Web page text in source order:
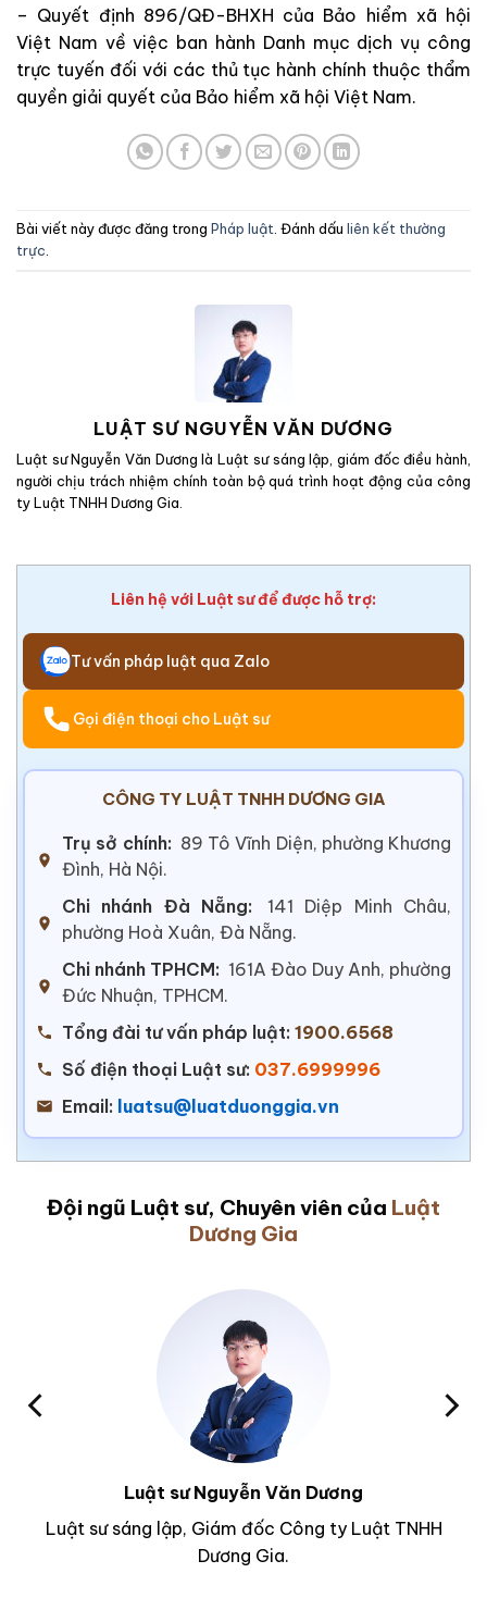
– Quyết định 896/QĐ-BHXH của Bảo hiểm xã hội
Việt Nam về việc ban hành Danh mục dịch vụ công
trực tuyến đối với các thủ tục hành chính thuộc thẩm
quyền giải quyết của Bảo hiểm xã hội Việt Nam.
Bài viết này được đăng trong Pháp luật. Đánh dấu liên kết thường
trực.
LUẬT SƯ NGUYỄN VĂN DƯƠNG
Luật sư Nguyễn Văn Dương là Luật sư sáng lập, giám đốc điều hành,
người chịu trách nhiệm chính toàn bộ quá trình hoạt động của công
ty Luật TNHH Dương Gia.
Liên hệ với Luật sư để được hỗ trợ:
Tư vấn pháp luật qua Zalo
Gọi điện thoại cho Luật sư
CÔNG TY LUẬT TNHH DƯƠNG GIA
Trụ sở chính: 89 Tô Vĩnh Diện, phường Khương
Đình, Hà Nội.
Chi nhánh Đà Nẵng:
141 Diệp Minh Châu,
phường Hoà Xuân, Đà Nẵng.
Chi nhánh TPHCM: 161A Đào Duy Anh, phường
Đức Nhuận, TPHCM.
Tổng đài tư vấn pháp luật: 1900.6568
Số điện thoại Luật sư: 037.6999996
Email: luatsu@luatduonggia.vn
Đội ngũ Luật sư, Chuyên viên của Luật
Dương Gia
Luật sư Nguyễn Văn Dương
Luật sư sáng lập, Giám đốc Công ty Luật TNHH
Dương Gia.